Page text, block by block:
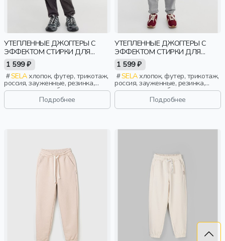
УТЕПЛЕННЫЕ ДЖОГГЕРЫ С
ЭФФЕКТОМ СТИРКИ ДЛЯ
МАЛЬЧИКОВ
1 599 ₽
SELAхлопок, футер, трикотаж,
россия, зауженные, резинка,
утепленные, свободные,
прорези, кулиска, пояс,
эластичные, повседневный,
мальчики, дети
Подробнее
УТЕПЛЕННЫЕ ДЖОГГЕРЫ С
ЭФФЕКТОМ СТИРКИ ДЛЯ
МАЛЬЧИКОВ
1 599 ₽
SELAхлопок, футер, трикотаж,
россия, зауженные, резинка,
утепленные, свободные,
прорези, кулиска, пояс,
эластичные, повседневный,
мальчики, дети
Подробнее